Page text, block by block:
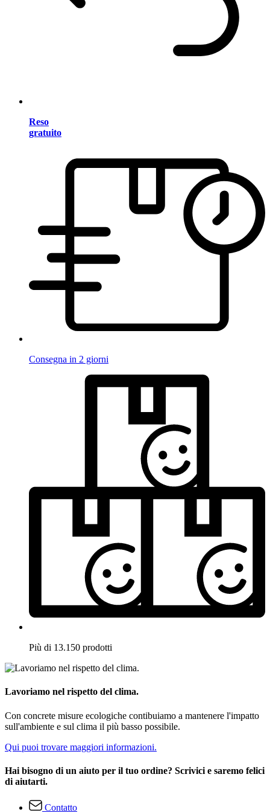
Reso
gratuito
Consegna in 2 giorni
Più di 13.150 prodotti
Lavoriamo nel rispetto del clima.
Con concrete misure ecologiche contibuiamo a mantenere l'impatto
sull'ambiente e sul clima il più basso possibile.
Qui puoi trovare maggiori informazioni.
Hai bisogno di un aiuto per il tuo ordine? Scrivici e saremo felici
di aiutarti.
Contatto